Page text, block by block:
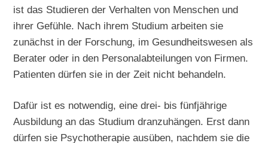
ist das Studieren der Verhalten von Menschen und
ihrer Gefühle. Nach ihrem Studium arbeiten sie
zunächst in der Forschung, im Gesundheitswesen als
Berater oder in den Personalabteilungen von Firmen.
Patienten dürfen sie in der Zeit nicht behandeln.
Dafür ist es notwendig, eine drei- bis fünfjährige
Ausbildung an das Studium dranzuhängen. Erst dann
dürfen sie Psychotherapie ausüben, nachdem sie die